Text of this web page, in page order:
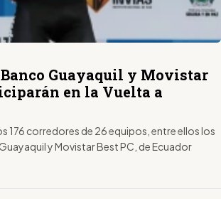
Guayaquil y Movistar
en la Vuelta a
176 corredores de 26 equipos, entre ellos los
y Movistar Best PC, de Ecuador